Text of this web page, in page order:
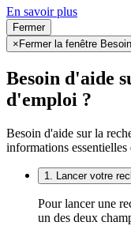
En savoir plus
Fermer
× Fermer la fenêtre
Besoin d'aide
d'emploi ?
Besoin d'aide sur la
informations
1. Lancer votre
Pour lancer une
un des deux